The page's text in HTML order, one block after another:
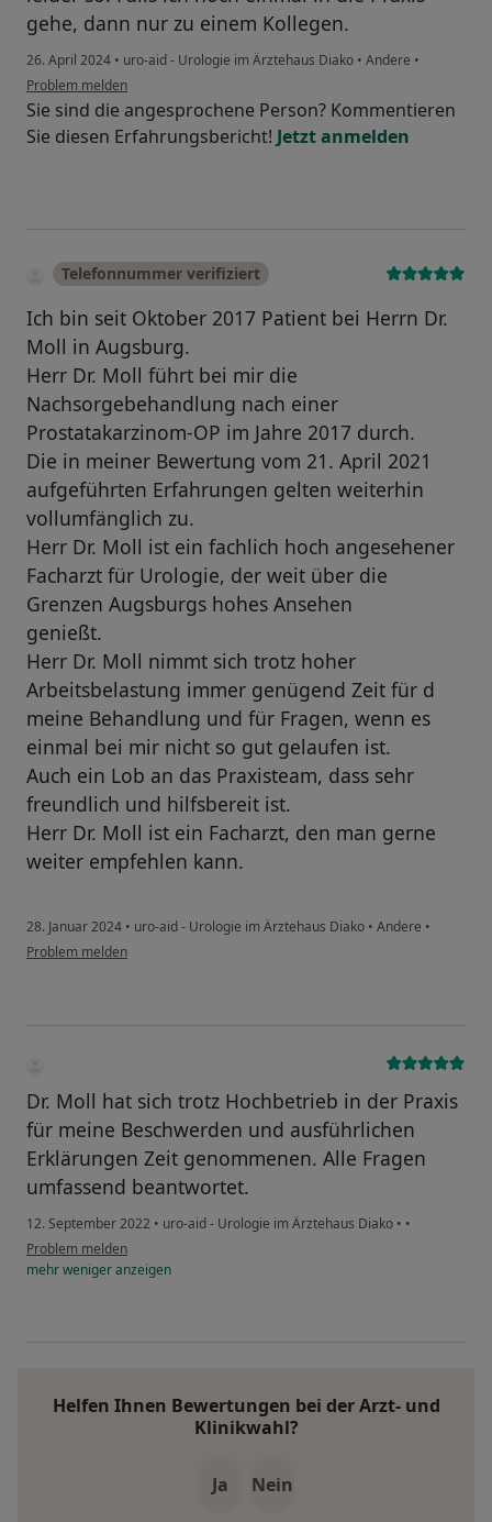
gehe, dann nur zu einem Kollegen.
26. April 2024 • uro-aid - Urologie im Ärztehaus Diako • Andere •
Problem melden
Sie sind die angesprochene Person? Kommentieren
Sie diesen Erfahrungsbericht! Jetzt anmelden
Telefonnummer verifiziert
Ich bin seit Oktober 2017 Patient bei Herrn Dr.
Moll in Augsburg.
Herr Dr. Moll führt bei mir die
Nachsorgebehandlung nach einer
Prostatakarzinom-OP im Jahre 2017 durch.
Die in meiner Bewertung vom 21. April 2021
aufgeführten Erfahrungen gelten weiterhin
vollumfänglich zu.
Herr Dr. Moll ist ein fachlich hoch angesehener
Facharzt für Urologie, der weit über die
Grenzen Augsburgs hohes Ansehen
genießt.
Herr Dr. Moll nimmt sich trotz hoher
Arbeitsbelastung immer genügend Zeit für d
meine Behandlung und für Fragen, wenn es
einmal bei mir nicht so gut gelaufen ist.
Auch ein Lob an das Praxisteam, dass sehr
freundlich und hilfsbereit ist.
Herr Dr. Moll ist ein Facharzt, den man gerne
weiter empfehlen kann.
28. Januar 2024 • uro-aid - Urologie im Ärztehaus Diako • Andere •
Problem melden
Dr. Moll hat sich trotz Hochbetrieb in der Praxis
für meine Beschwerden und ausführlichen
Erklärungen Zeit genommenen. Alle Fragen
umfassend beantwortet.
12. September 2022 • uro-aid - Urologie im Ärztehaus Diako • •
Problem melden
mehrwenigeranzeigen
Helfen Ihnen Bewertungen bei der Arzt- und
Klinikwahl?
Ja Nein